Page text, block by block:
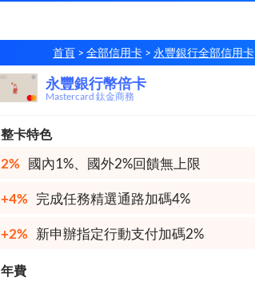
首頁 全部信用卡 永豐銀行全部信用卡
永豐銀行幣倍卡
永豐銀行幣倍卡
Mastercard 鈦金商務
整卡特色
2% 國內1%、國外2%回饋無上限
+4% 完成任務精選通路加碼4%
+2% 新申辦指定行動支付加碼2%
年費